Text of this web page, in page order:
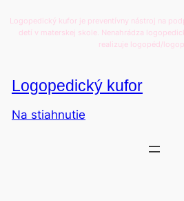
Logopedický kufor je preventívny nástroj na
detí v materskej skole. Nenahrádza
realizuje logopéd/
Logopedický kufor
Na stiahnutie